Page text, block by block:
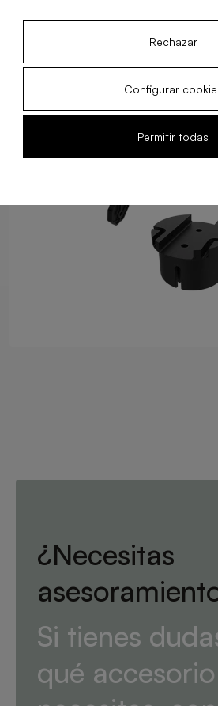
¿Necesitas
Si tienes
qué accesorio
Rechazar
Configurar
Permitir todas